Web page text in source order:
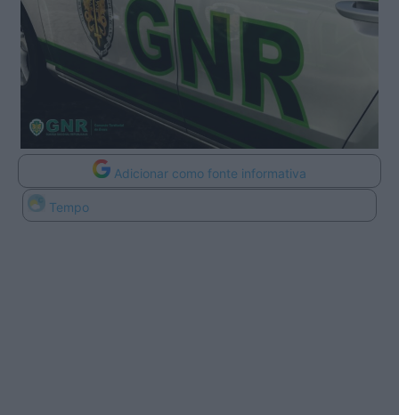
Adicionar como fonte informativa
Tempo